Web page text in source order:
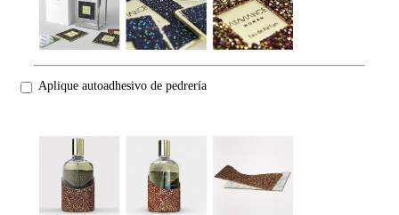
Aplique autoadhesivo de pedrería